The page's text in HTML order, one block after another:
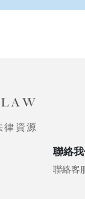
律資源
聯絡我
聯絡客